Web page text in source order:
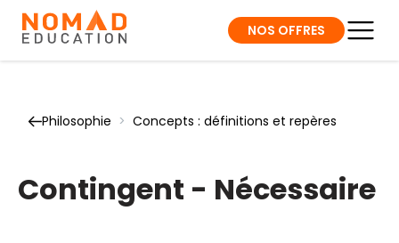
NOS OFFRES
Philosophie > Concepts : définitions et repères
Contingent - Nécessaire